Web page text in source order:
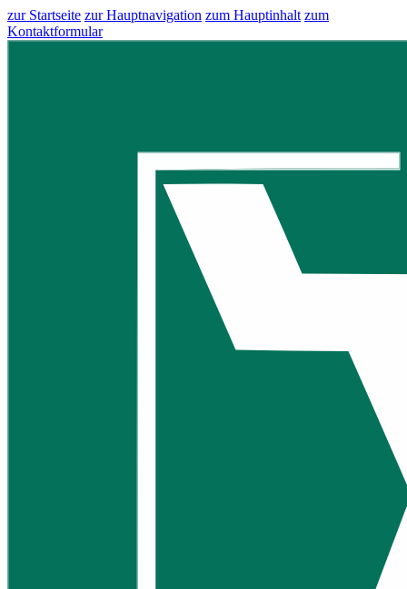
zur Startseite zur Hauptnavigation zum Hauptinhalt zum
Kontaktformular